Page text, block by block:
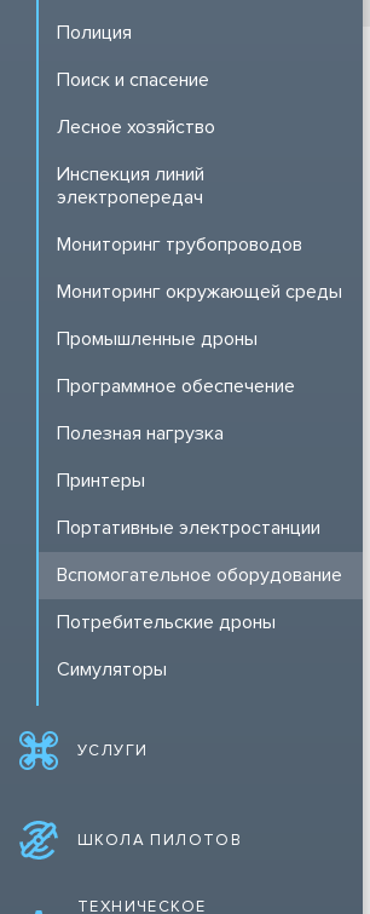
Полиция
Поиск и спасение
Лесное хозяйство
Инспекция линий
электропередач
Мониторинг трубопроводов
Мониторинг окружающей среды
Промышленные дроны
Программное обеспечение
Полезная нагрузка
Принтеры
Портативные электростанции
Вспомогательное оборудование
Потребительские дроны
Симуляторы
УСЛУГИ
ШКОЛА ПИЛОТОВ
ТЕХНИЧЕСКОЕ